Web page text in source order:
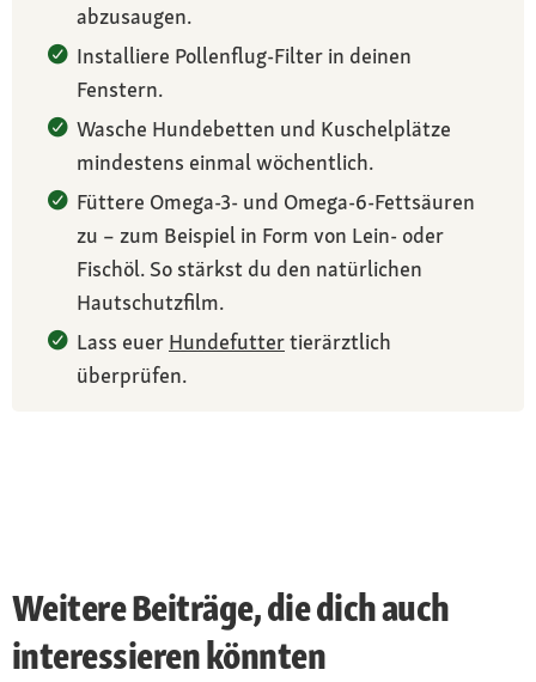
abzusaugen.
Installiere Pollenflug-Filter in deinen
Fenstern.
Wasche Hundebetten und Kuschelplätze
mindestens einmal wöchentlich.
Füttere Omega-3- und Omega-6-Fettsäuren
zu – zum Beispiel in Form von Lein- oder
Fischöl. So stärkst du den natürlichen
Hautschutzfilm.
Lass euer Hundefuttertierärztlich
überprüfen.
Weitere Beiträge, die dich auch
interessieren könnten